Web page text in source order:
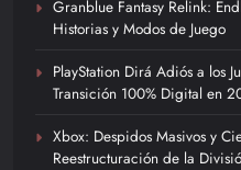
Granblue Fantasy Relink:
Historias y Modos de Juego
PlayStation Dirá Adiós a los
Transición 100% Digital en
Xbox: Despidos Masivos y
Reestructuración de la